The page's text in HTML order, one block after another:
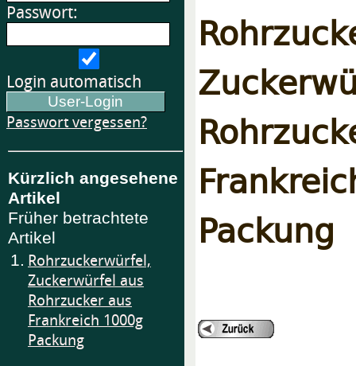
Passwort:
Login automatisch
Passwort vergessen?
Kürzlich angesehene
Artikel
Früher betrachtete
Artikel
1. Rohrzuckerwürfel,
Zuckerwürfel aus
Rohrzucker aus
Frankreich 1000g
Packung
Packung